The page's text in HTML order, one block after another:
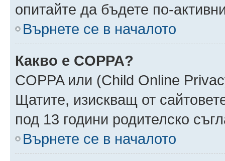
опитайте да бъдете по-
Върнете се в началото
Какво е COPPA?
COPPA или (Child Online
Щатите, изискващ от
под 13 години родителско
Върнете се в началото